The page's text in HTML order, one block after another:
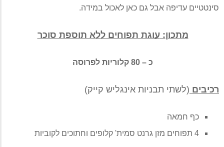
סינטטיים עדיפה אבל גם כאן לאכול במידה.
מתכון:עוגת תפוחים ללא תוספת סוכר
כ – 80 קלוריות לפרוסה
רכיבים (לשתי תבניות אינגליש קייק)
כף חמאה
4 תפוחים מזן גרנט סמית'‬ קלופים וחתוכים לקוביות